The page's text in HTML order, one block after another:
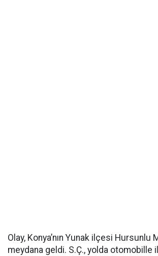
Olay, Konya’nın Yunak ilçesi Hursunlu
meydana geldi. S.Ç., yolda otomobille